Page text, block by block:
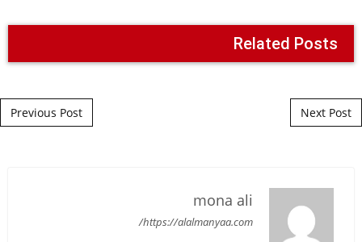
Related Posts
Post navigation
Previous Post Next Post
mona ali
https://alalmanyaa.com/